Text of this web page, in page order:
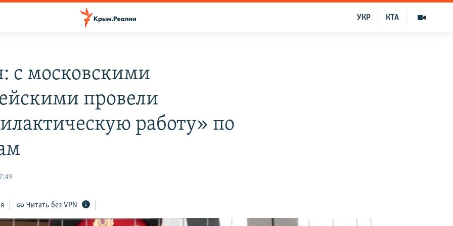
КТА
УКР
с московскими
провели
работу» по
Читать без VPN